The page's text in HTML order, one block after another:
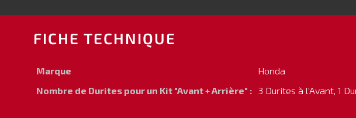
FICHE TECHNIQUE
Marque
Honda
Nombre de Durites pour un Kit "Avant + Arrière" : 3 Durites à l'Avant, 1